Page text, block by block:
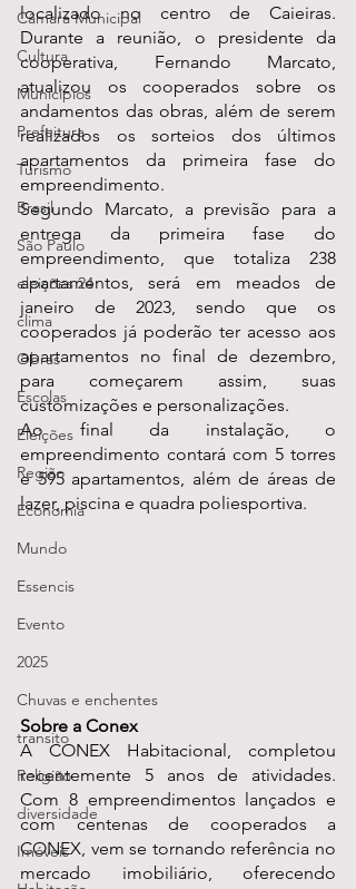
Câmara Municipal
Cultura
Municípios
Prefeitura
Turismo
Brasil
São Paulo
eleições 24
clima
Obras
Escolas
Eleições
Região
Economia
Mundo
Essencis
Evento
2025
Chuvas e enchentes
transito
Religião
diversidade
Imóveis
localizado no centro de Caieiras.
Durante a reunião, o presidente da
cooperativa, Fernando Marcato,
atualizou os cooperados sobre os
andamentos das obras, além de serem
realizados os sorteios dos últimos
apartamentos da primeira fase do
empreendimento.
Segundo Marcato, a previsão para a
entrega da primeira fase do
empreendimento, que totaliza 238
apartamentos, será em meados de
janeiro de 2023, sendo que os
cooperados já poderão ter acesso aos
apartamentos no final de dezembro,
para começarem assim, suas
customizações e personalizações.
Ao final da instalação, o
empreendimento contará com 5 torres
e 595 apartamentos, além de áreas de
lazer, piscina e quadra poliesportiva.
Sobre a Conex
A CONEX Habitacional, completou
recentemente 5 anos de atividades.
Com 8 empreendimentos lançados e
com centenas de cooperados a
CONEX, vem se tornando referência no
mercado imobiliário, oferecendo